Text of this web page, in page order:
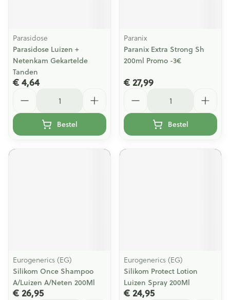
Parasidose
Parasidose Luizen +
Netenkam Gekartelde
Tanden
€ 4,64
Bestel
Paranix
Paranix Extra Strong Sh
200ml Promo -3€
€ 27,99
Bestel
Eurogenerics (EG)
Silikom Once Shampoo
A/Luizen A/Neten 200Ml
€ 26,95
Eurogenerics (EG)
Silikom Protect Lotion
Luizen Spray 200Ml
€ 24,95